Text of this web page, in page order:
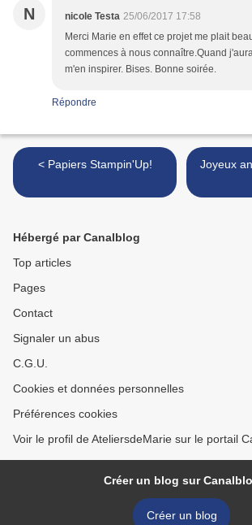
N nicole Testa 25/06/2017 17:58
Merci Marie en effet ce projet me plait
commences à nous connaître.Quand
m'en inspirer. Bises. Bonne soirée.
Répondre
< Papiers Stampin'Up!
Joyeux
Hébergé par Canalblog
Top articles
Pages
Contact
Signaler un abus
C.G.U.
Cookies et données personnelles
Préférences cookies
Voir le profil de AteliersdeMarie sur le portail
Créer un blog sur
Créer un blog